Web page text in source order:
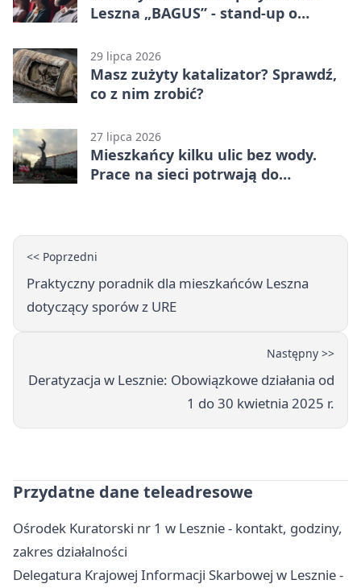
Leszna „BAGUS” - stand-up o
29 lipca 2026
Masz zużyty katalizator? Sprawdź,
co z nim zrobić?
27 lipca 2026
Mieszkańcy kilku ulic bez wody.
Prace na sieci potrwają do
<< Poprzedni
Praktyczny poradnik dla mieszkańców Leszna
dotyczący sporów z URE
Następny >>
Deratyzacja w Lesznie: Obowiązkowe działania od
1 do 30 kwietnia 2025 r.
Przydatne dane teleadresowe
Ośrodek Kuratorski nr 1 w Lesznie - kontakt, godziny,
zakres działalności
Delegatura Krajowej Informacji Skarbowej w Lesznie -